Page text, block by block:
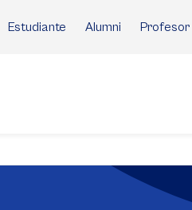
Estudiante Alumni Profesor